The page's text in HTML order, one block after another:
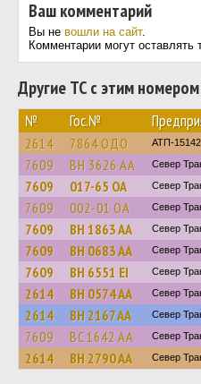
Ваш комментарий
Вы не вошли на сайт.
Комментарии могут оставлять
Другие ТС с этим
№ Гос.№
2614 7864 ОДО АТП-15142
7609 BH 3626 AA Север
7609 017-65 ОА Север
7609 002-01 ОА Север
7609 BH 1863 AA Север
7609 BH 0683 AA Север
7609 BH 6551 EI Север
2614 BH 0574 AA Север
2614 BH 2167 AA Север
7609 BC 1642 AA Север
2614 BH 2790 AA Север